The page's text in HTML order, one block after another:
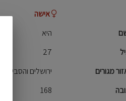
אישה
היא
27
מגורים
ירושלים והסביבה
168